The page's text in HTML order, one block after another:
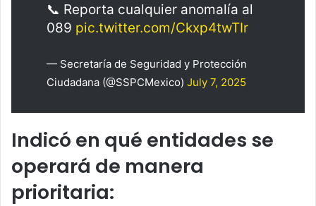
📞 Reporta cualquier anomalía al
089 pic.twitter.com/Ckxp4twTIr
— Secretaría de Seguridad y Protección
Ciudadana (@SSPCMexico) July 7, 2025
Indicó en qué entidades se
operará de manera
prioritaria: